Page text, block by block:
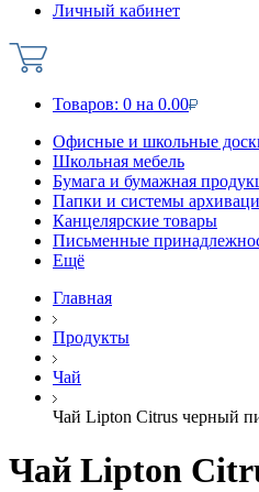
Личный кабинет
Товаров: 0 на 0.00
Офисные и школьные
Школьная мебель
Бумага и бумажная
Папки и системы
Канцелярские товары
Письменные
Ещё
Главная
Продукты
Чай
Чай Lipton Citrus черный
Чай Lipton